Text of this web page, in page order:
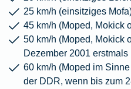
25 km/h (einsitziges
45 km/h (Moped, Mokick
50 km/h (Moped, Mokick
Dezember 2001
60 km/h (Moped im
der DDR, wenn bis zum